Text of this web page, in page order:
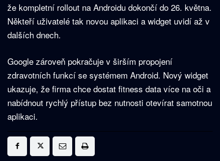
že kompletní rollout na Androidu dokončí do 26. května.
Někteří uživatelé tak novou aplikaci a widget uvidí až v
dalších dnech.
Google zároveň pokračuje v širším propojení
zdravotních funkcí se systémem Android. Nový widget
ukazuje, že firma chce dostat fitness data více na oči a
nabídnout rychlý přístup bez nutnosti otevírat samotnou
aplikaci.